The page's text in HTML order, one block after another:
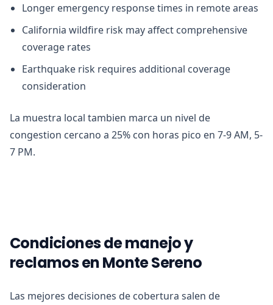
Longer emergency response times in remote areas
California wildfire risk may affect comprehensive
coverage rates
Earthquake risk requires additional coverage
consideration
La muestra local tambien marca un nivel de
congestion cercano a 25% con horas pico en 7-9 AM, 5-
7 PM.
Condiciones de manejo y
reclamos en Monte Sereno
Las mejores decisiones de cobertura salen de